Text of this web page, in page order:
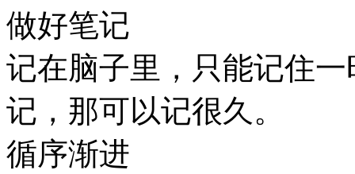
做好笔记
记在脑子里，只能记住
记，那可以记很久。
循序渐进